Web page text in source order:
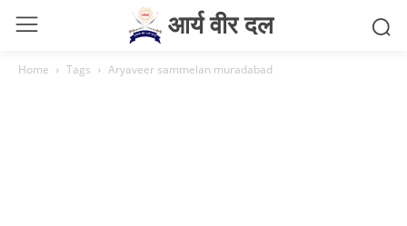
आर्य वीर दल
Home Tags Aryaveer sammelan muradabad